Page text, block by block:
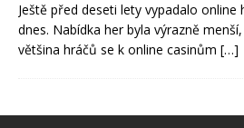
Ještě před deseti lety vypadalo online
dnes. Nabídka her byla výrazně
většina hráčů se k online casinům […]